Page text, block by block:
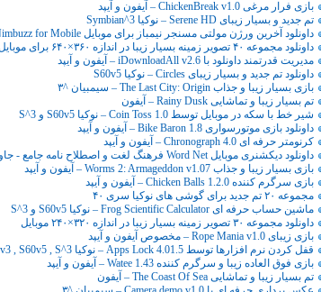
بازی فرار مرغی ChickenBreak v1.0 – آیفون و آیپد
تم جدید و بسیار زیبای Serene HD – نوکیا Symbian^3
داونلود آخرین ورژن مولتی مسنجر نیمباز برای موبایل Nimbuzz for Mobile
داونلود مجموعه ۴۰ تصویر زمینه بسیار زیبا در اندازه ۳۶۰×۶۴۰ برای موبایل
مدیریت قدرتمند داونلود با iDownloadAll v2.6 – آیفون و آیپد
داونلود تم جدید و بسیار زیبای Circles – نوکیا S60v5
بازی بسیار زیبا و جذاب The Last City: Origin – سیمبیان ^۳
تم بسیار زیبا و تماشایی Rainy Dusk – آیفون
شیر خط با سکه در موبایل توسط Coin Toss 1.0 – نوکیا S60v5 و S^3
داونلود بازی موتورسواری Bike Baron 1.8 – آیفون و‌ آیپد
کرنومتر حرفه ای Chronograph 4.0 – آیفون و آیپد
داونلود دیکشنری موبایل Word Net فرهنگ لغت و اصطلاح نامه جامع - جاوا
بازی بسیار زیبا و جذاب Worms 2: Armageddon v1.07 – آیفون و آیپد
بازی سرگرم کننده Chicken Balls 1.2.0 – آیفون و آیپد
مجموعه ۲۰ تم جدید برای گوشی های نوکیا سری ۴۰
ماشین حساب حرفه ای Frog Scientific Calculator – نوکیا S60v5 و S^3
داونلود مجموعه ۳۰ تصویر زمینه بسیار زیبا در اندازه ۳۲۰×۲۴۰ موبایل
بازی زیبای Rope Mania v1.0 – مخصوص آیفون و آیپد
قفل کردن نرم افزارها توسط Apps Lock 4.01.5 – نوکیا S60v3 , S60v5 , S^3
بازی فوق العاده زیبا و سرگرم کننده Watee 1.43 – آیفون و آیپد
تم بسیار زیبا و تماشایی The Coast Of Sea – آیفون